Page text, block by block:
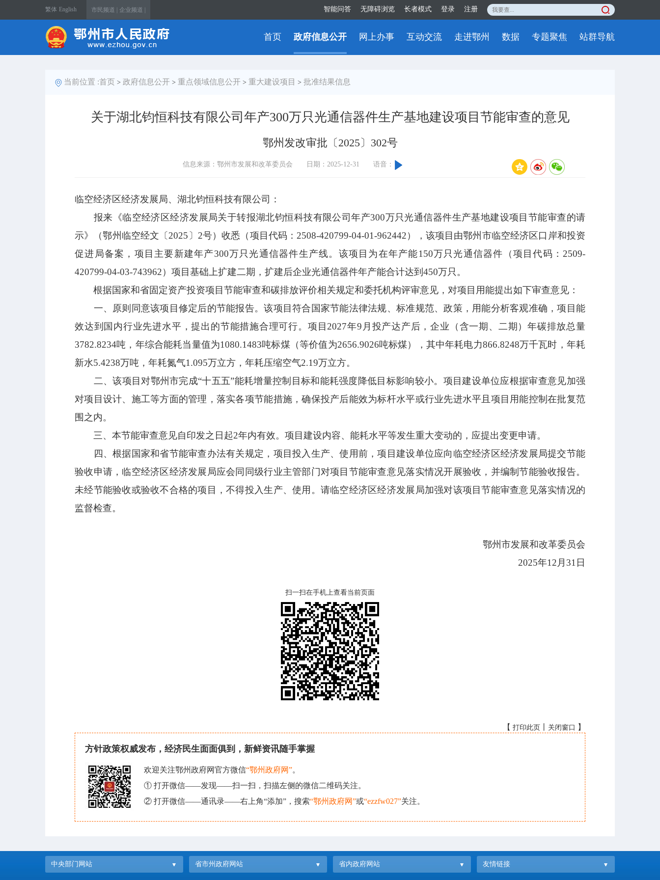
繁体 English 市民频道 | 企业频道 | 智能问答 无障碍浏览 长者模式 登录 注册
首页 政府信息公开 网上办事 互动交流 走进鄂州 数据 专题聚焦 站群导航
当前位置 :首页 > 政府信息公开 > 重点领域信息公开 > 重大建设项目 > 批准结果信息
关于湖北钧恒科技有限公司年产300万只光通信器件生产基地建设项目节能审查的意见
鄂州发改审批〔2025〕302号
信息来源：鄂州市发展和改革委员会 日期：2025-12-31 语音：
临空经济区经济发展局、湖北钧恒科技有限公司：
报来《临空经济区经济发展局关于转报湖北钧恒科技有限公司年产300万只光通信器件生产基地建设项目节能审查的请
示》（鄂州临空经文〔2025〕2号）收悉（项目代码：2508-420799-04-01-962442），该项目由鄂州市临空经济区口岸和投资
促进局备案，项目主要新建年产300万只光通信器件生产线。该项目为在年产能150万只光通信器件（项目代码：2509-
420799-04-03-743962）项目基础上扩建二期，扩建后企业光通信器件年产能合计达到450万只。
根据国家和省固定资产投资项目节能审查和碳排放评价相关规定和委托机构评审意见，对项目用能提出如下审查意见：
一、原则同意该项目修定后的节能报告。该项目符合国家节能法律法规、标准规范、政策，用能分析客观准确，项目能
效达到国内行业先进水平，提出的节能措施合理可行。项目 2027年9月投产达产后，企业（含一期、二期）年碳排放总量
3782.8234吨，年综合能耗当量值为1080.1483吨标煤（等价值为2656.9026吨标煤），其中年耗电力866.8248万千瓦时，年耗
新水5.4238万吨，年耗氮气1 .095万立方，年耗压缩空气2.19万立方。
二、该项目对鄂州市完成“十五五”能耗增量控制目标和能耗强度降低目标影响较小。项目建设单位应根据审查意见加强
对项目设计、施工等方面的管理，落实各项节能措施，确保投产后能效为标杆水平或行业先进水平且项目用能控制在批复范
围之内。
三、本节能审查意见自印发之日起2年内有效。项目建设内容、能耗水平等发生重大变动的，应提出变更申请。
四、根据国家和省节能审查办法有关规定，项目投入生产、使用前，项目建设单位应向临空经济区经济发展局提交节能
验收申请，临空经济区经济发展局应会同同级行业主管部门对项目节能审查意见落实情况开展验收，并编制节能验收报告。
未经节能验收或验收不合格的项目，不得投入生产、使用。请临空经济区经济发展局加强对该项目节能审查意见落实情况的
监督检查。
鄂州市发展和改革委员会
2025年12月31日
扫一扫在手机上查看当前页面
【 打印此页 关闭窗口 】
方针政策权威发布，经济民生面面俱到，新鲜资讯随手掌握
欢迎关注鄂州政府网官方微信“鄂州政府网”。
① 打开微信——发现——扫一扫，扫描左侧的微信二维码关注。
② 打开微信——通讯录——右上角“添加”，搜索“鄂州政府网”或“ezzfw027”关注。
中央部门网站 省市州政府网站 省内政府网站 友情链接